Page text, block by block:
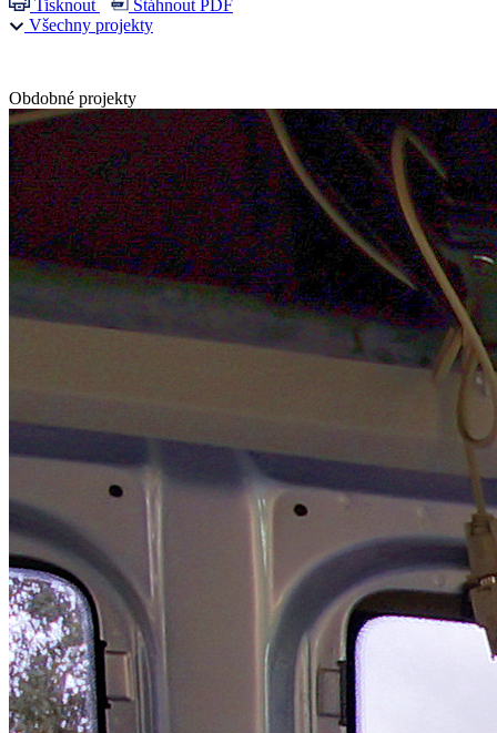
Tisknout
Stáhnout PDF
Všechny projekty
Obdobné projekty